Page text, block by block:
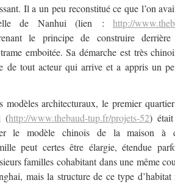
Il a un peu reconstitué ce que l’on
de Nanhui (lien : http://
le principe de construire derrière
emboitée. Sa démarche est très
de tout acteur qui arrive et a appris un
modèles architecturaux, le premier
(http://www.thebaud-tup.fr/projets-52)
le modèle chinois de la maison à
peut certes être élargie, étendue
familles cohabitant dans une même
mais la structure de ce type d’habitat